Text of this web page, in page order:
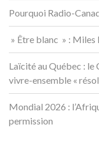
Pourquoi Radio-
» Être blanc » : Miles
Laïcité au Québec :
vivre-ensemble «
Mondial 2026 :
permission